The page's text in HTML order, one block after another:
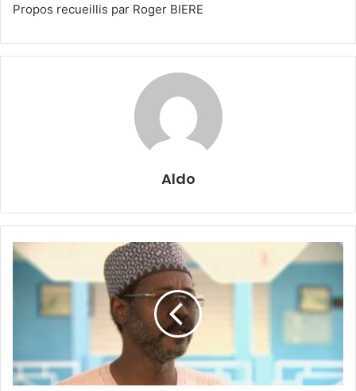
Propos recueillis par Roger BIERE
Aldo
Tchad
:
Abdel-
l’homme
qui